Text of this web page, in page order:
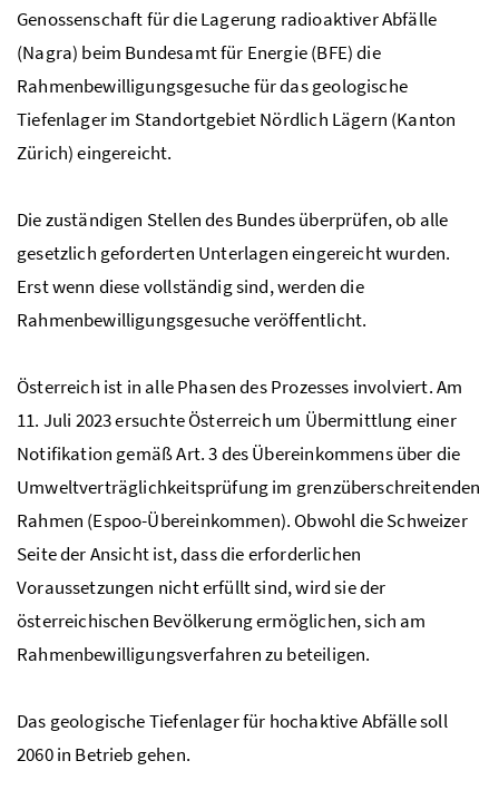
Genossenschaft für die Lagerung radioaktiver Abfälle
(Nagra) beim Bundesamt für Energie (BFE) die
Rahmenbewilligungsgesuche für das geologische
Tiefenlager im Standortgebiet Nördlich Lägern (Kanton
Zürich) eingereicht.
Die zuständigen Stellen des Bundes überprüfen, ob alle
gesetzlich geforderten Unterlagen eingereicht wurden.
Erst wenn diese vollständig sind, werden die
Rahmenbewilligungsgesuche veröffentlicht.
Österreich ist in alle Phasen des Prozesses involviert. Am
11. Juli 2023 ersuchte Österreich um Übermittlung einer
Notifikation gemäß Art. 3 des Übereinkommens über die
Umweltverträglichkeitsprüfung im grenzüberschreitenden
Rahmen (Espoo-Übereinkommen). Obwohl die Schweizer
Seite der Ansicht ist, dass die erforderlichen
Voraussetzungen nicht erfüllt sind, wird sie der
österreichischen Bevölkerung ermöglichen, sich am
Rahmenbewilligungsverfahren zu beteiligen.
Das geologische Tiefenlager für hochaktive Abfälle soll
2060 in Betrieb gehen.